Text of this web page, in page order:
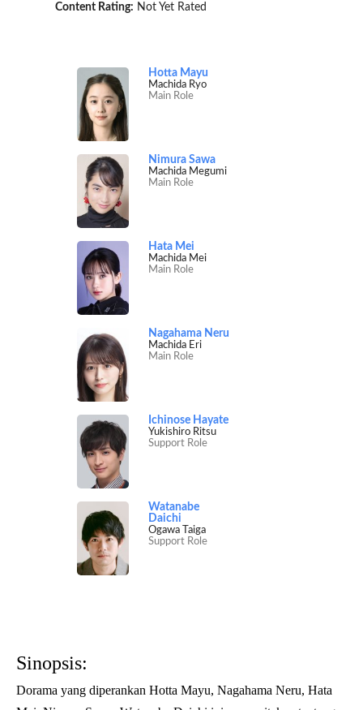
Content Rating: Not Yet Rated
Hotta Mayu
Machida Ryo
Main Role
Nimura Sawa
Machida Megumi
Main Role
Hata Mei
Machida Mei
Main Role
Nagahama Neru
Machida Eri
Main Role
Ichinose Hayate
Yukishiro Ritsu
Support Role
Watanabe
Daichi
Ogawa Taiga
Support Role
Sinopsis:
Dorama yang diperankan Hotta Mayu, Nagahama Neru, Hata